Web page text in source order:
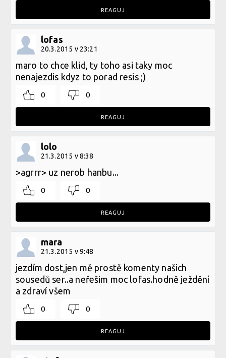
REAGUJ
lofas
20.3.2015 v 23:21
maro to chce klid, ty toho asi taky moc
nenajezdis kdyz to porad resis ;)
0 0
REAGUJ
lolo
21.3.2015 v 8:38
>agrrr> uz nerob hanbu...
0 0
REAGUJ
mara
21.3.2015 v 9:48
jezdím dost,jen mě prostě komenty našich
sousedů ser..a neřešim moc lofas.hodně ježdění
a zdraví všem
0 0
REAGUJ